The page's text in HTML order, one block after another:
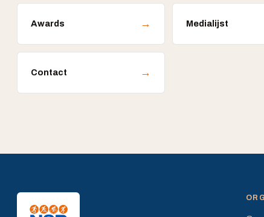
Awards → Medialijst
Contact →